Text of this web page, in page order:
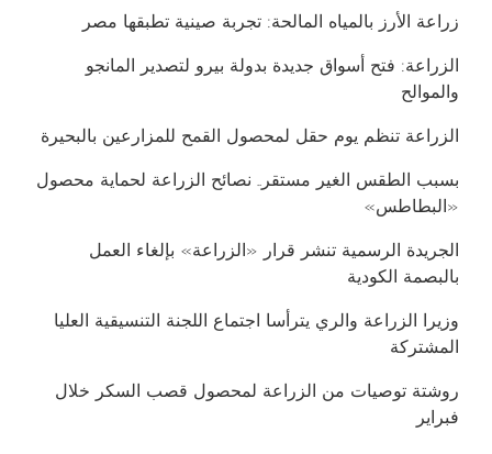
زراعة الأرز بالمياه المالحة: تجربة صينية تطبقها مصر
الزراعة: فتح أسواق جديدة بدولة بيرو لتصدير المانجو
والموالح
الزراعة تنظم يوم حقل لمحصول القمح للمزارعين بالبحيرة
بسبب الطقس الغير مستقر.. نصائح الزراعة لحماية محصول
«البطاطس»
الجريدة الرسمية تنشر قرار «الزراعة» بإلغاء العمل
بالبصمة الكودية
وزيرا الزراعة والري يترأسا اجتماع اللجنة التنسيقية العليا
المشتركة
روشتة توصيات من الزراعة لمحصول قصب السكر خلال
فبراير